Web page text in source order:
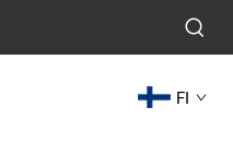
FI